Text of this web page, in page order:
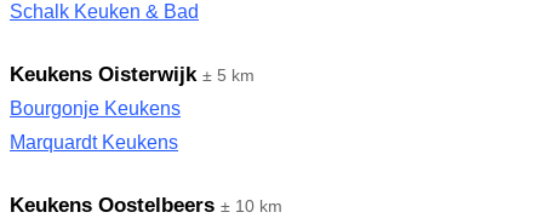
Schalk Keuken & Bad
Keukens Oisterwijk ± 5 km
Bourgonje Keukens
Marquardt Keukens
Keukens Oostelbeers ± 10 km